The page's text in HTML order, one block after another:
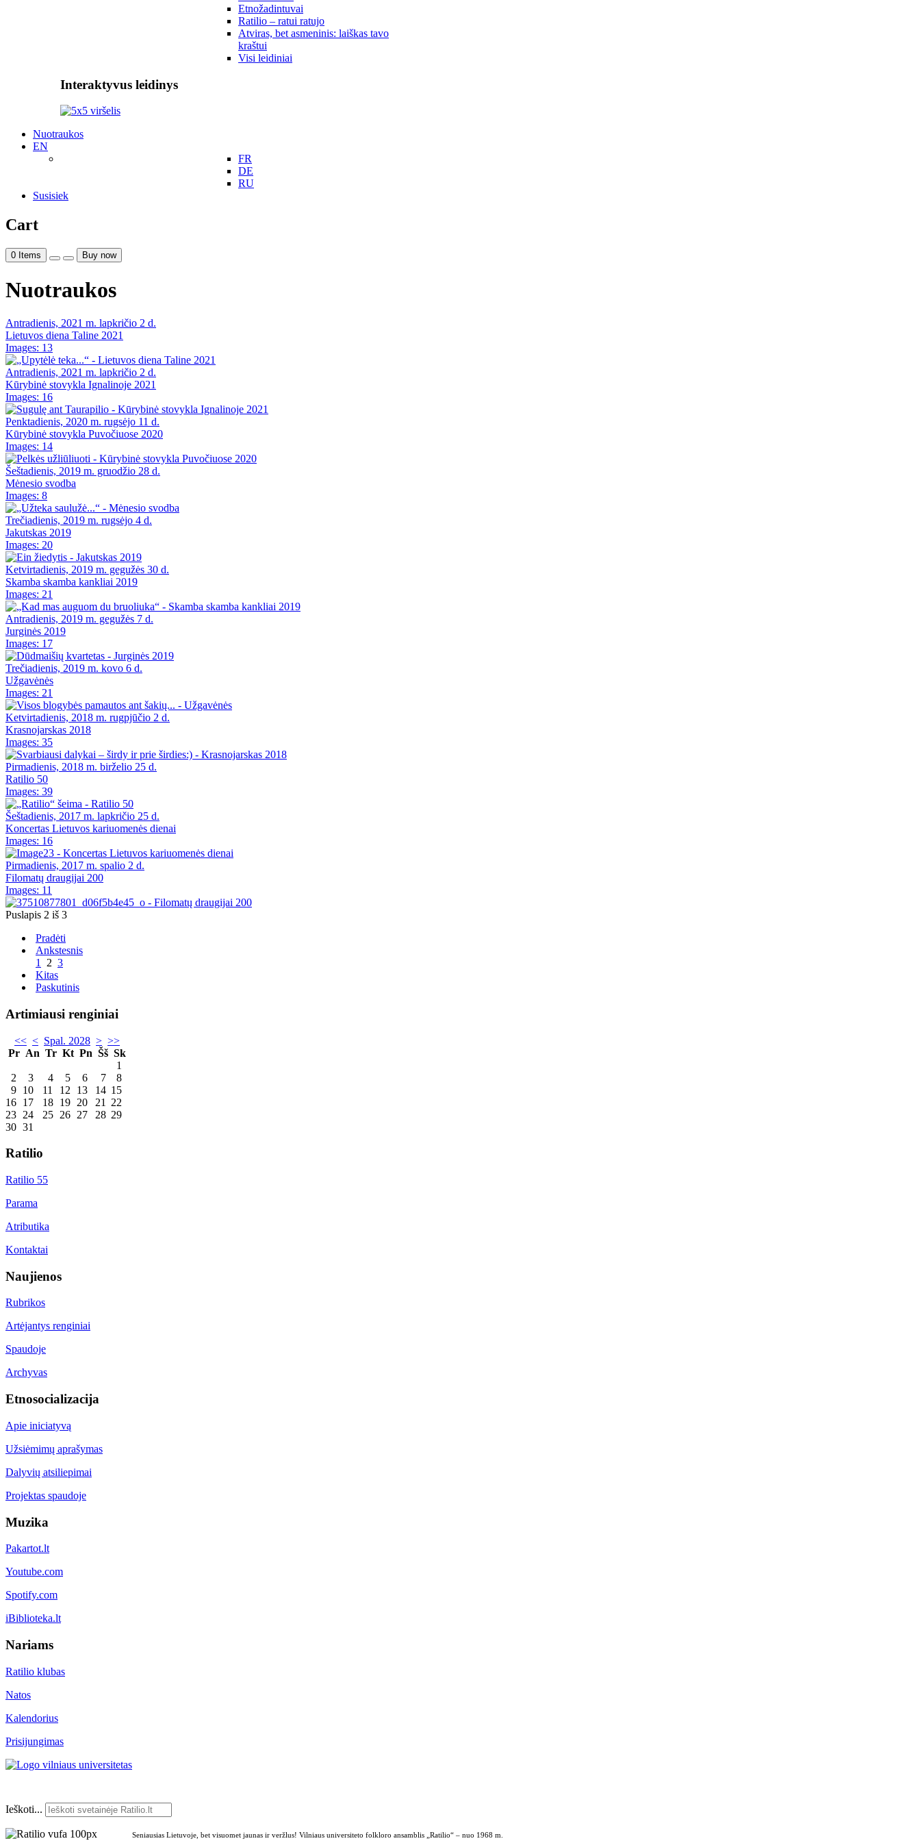
Etnožadintuvai
Ratilio – ratui ratujo
Atviras, bet asmeninis: laiškas tavo
kraštui
Visi leidiniai
Interaktyvus leidinys
Nuotraukos
EN
FR
DE
RU
Susisiek
Cart
0 Items Buy now
Nuotraukos
Antradienis, 2021 m. lapkričio 2 d.
Lietuvos diena Taline 2021
Images: 13
Antradienis, 2021 m. lapkričio 2 d.
Kūrybinė stovykla Ignalinoje 2021
Images: 16
Penktadienis, 2020 m. rugsėjo 11 d.
Kūrybinė stovykla Puvočiuose 2020
Images: 14
Šeštadienis, 2019 m. gruodžio 28 d.
Mėnesio svodba
Images: 8
Trečiadienis, 2019 m. rugsėjo 4 d.
Jakutskas 2019
Images: 20
Ketvirtadienis, 2019 m. gegužės 30 d.
Skamba skamba kankliai 2019
Images: 21
Antradienis, 2019 m. gegužės 7 d.
Jurginės 2019
Images: 17
Trečiadienis, 2019 m. kovo 6 d.
Užgavėnės
Images: 21
Ketvirtadienis, 2018 m. rugpjūčio 2 d.
Krasnojarskas 2018
Images: 35
Pirmadienis, 2018 m. birželio 25 d.
Ratilio 50
Images: 39
Šeštadienis, 2017 m. lapkričio 25 d.
Koncertas Lietuvos kariuomenės dienai
Images: 16
Pirmadienis, 2017 m. spalio 2 d.
Filomatų draugijai 200
Images: 11
Puslapis 2 iš 3
Pradėti
Ankstesnis
1
2 3
Kitas
Paskutinis
Artimiausi renginiai
<< < Spal. 2028 > >>
Pr An Tr Kt Pn Šš Sk
1
2
3 4 5 6 7
8
9 10 11 12 13 14 15
16 17 18 19 20 21
22
23 24 25 26 27 28 29
30 31
Ratilio
Ratilio 55
Parama
Atributika
Kontaktai
Naujienos
Rubrikos
Artėjantys renginiai
Spaudoje
Archyvas
Etnosocializacija
Apie iniciatyvą
Užsiėmimų aprašymas
Dalyvių atsiliepimai
Projektas spaudoje
Muzika
Pakartot.lt
Youtube.com
Spotify.com
iBiblioteka.lt
Nariams
Ratilio klubas
Natos
Kalendorius
Prisijungimas
Ieškoti...
Seniausias Lietuvoje, bet visuomet jaunas ir veržlus! Vilniaus universiteto folkloro ansamblis „Ratilio“ – nuo 1968 m.